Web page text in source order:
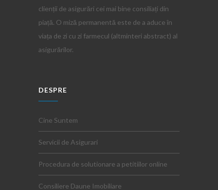
clienții de asigurări cei mai bine consiliați din
piață. O miză permanentă este de a aduce în
viața de zi cu zi farmecul (altminteri abstract) al
asigurărilor.
DESPRE
Cine Suntem
Servicii de Asigurari
Procedura de solutionare a petitiilor online
Consiliere Daune Imobiliare